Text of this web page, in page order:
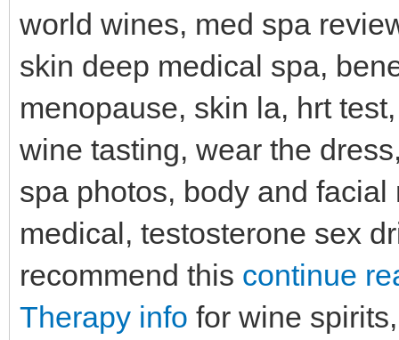
world wines, med spa
skin deep medical spa,
menopause, skin la, hrt
wine tasting, wear the
spa photos, body and
medical, testosterone sex
recommend this continue
Therapy info for wine